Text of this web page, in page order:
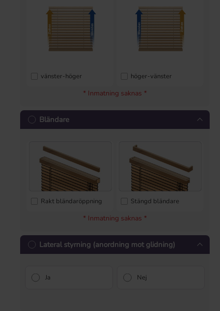
vänster-höger höger-vänster
* Inmatning saknas *
Bländare
Rakt bländaröppning Stängd bländare
* Inmatning saknas *
Lateral styrning (anordning mot glidning)
Ja Nej